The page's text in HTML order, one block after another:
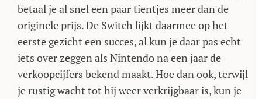
betaal je al snel een paar tientjes meer dan de
originele prijs. De Switch lijkt daarmee op het
eerste gezicht een succes, al kun je daar pas echt
iets over zeggen als Nintendo na een jaar de
verkoopcijfers bekend maakt. Hoe dan ook, terwijl
je rustig wacht tot hij weer verkrijgbaar is, kun je